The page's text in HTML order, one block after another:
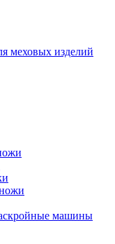
меховых изделий
машины